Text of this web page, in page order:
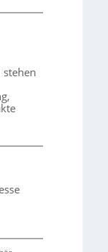
stehen